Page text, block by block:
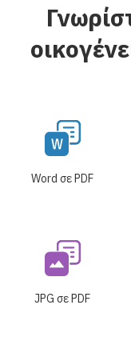
Word σε PDF
JPG σε PDF